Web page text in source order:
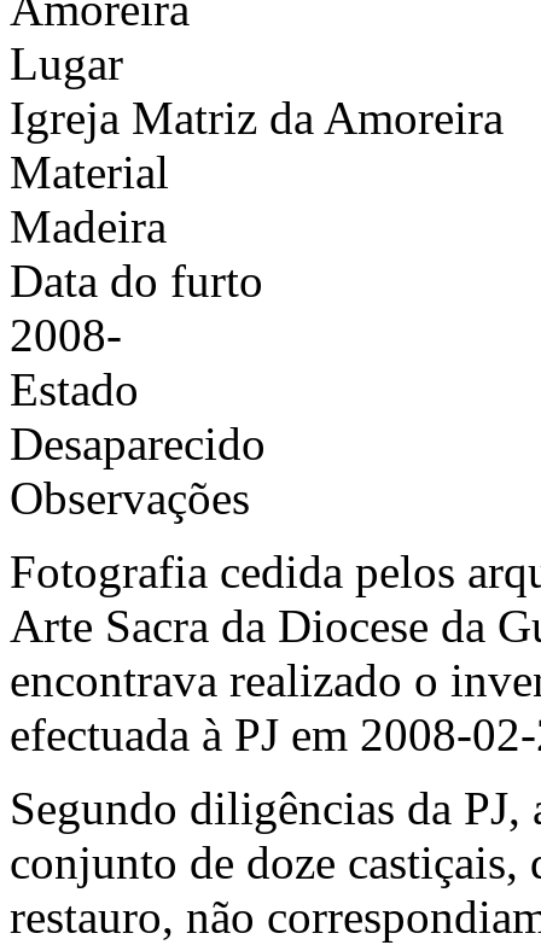
Lugar
Igreja Matriz da Amoreira
Material
Madeira
Data do furto
2008-
Estado
Desaparecido
Observações
Fotografia cedida pelos
Arte Sacra da Diocese da
encontrava realizado o
efectuada à PJ em 2008-
Segundo diligências da
conjunto de doze
restauro, não